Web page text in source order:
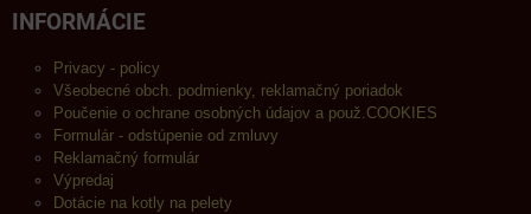
INFORMÁCIE
Privacy - policy
Všeobecné obch. podmienky, reklamačný poriadok
Poučenie o ochrane osobných údajov a použ.COOKIES
Formulár - odstúpenie od zmluvy
Reklamačný formulár
Výpredaj
Dotácie na kotly na pelety